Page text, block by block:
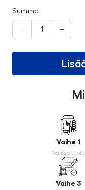
Summa
- +
Vaihe 1
Valitse tuote
Vaihe 3